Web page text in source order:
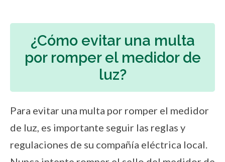
¿Cómo evitar una multa
por romper el medidor de
luz?
Para evitar una multa por romper el medidor
de luz, es importante seguir las reglas y
regulaciones de su compañía eléctrica local.